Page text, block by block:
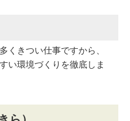
くきつい仕事ですから、
い環境づくりを徹底しま